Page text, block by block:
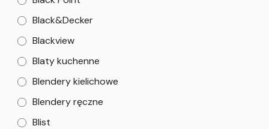
Black&Decker
Blackview
Blaty kuchenne
Blendery kielichowe
Blendery ręczne
Blist